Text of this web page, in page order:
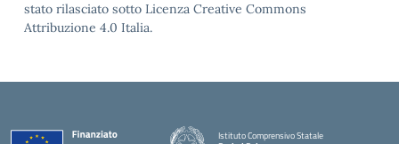
stato rilasciato sotto Licenza Creative Commons
Attribuzione 4.0 Italia.
Istituto Comprensivo Statale